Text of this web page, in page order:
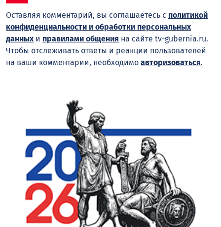
Оставляя комментарий, вы соглашаетесь с политикой
конфиденциальности и обработки персональных
данныхи правилами общения на сайте tv-gubernia.ru.
Чтобы отслеживать ответы и реакции пользователей
на ваши комментарии, необходимо авторизоваться.